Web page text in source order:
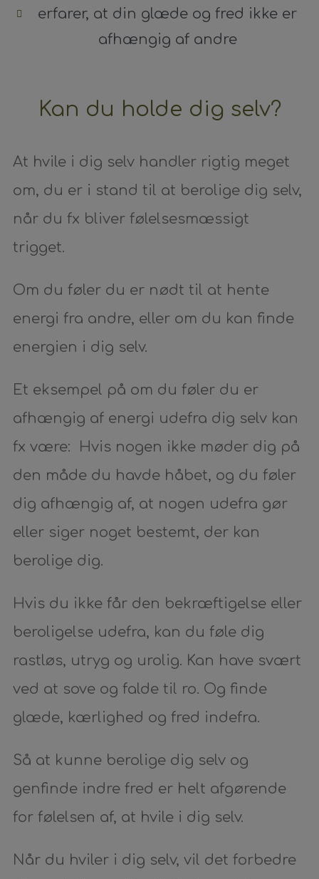
erfarer, at din glæde og fred ikke er
afhængig af andre
Kan du holde dig selv?
At hvile i dig selv handler rigtig meget
om, du er i stand til at berolige dig selv,
når du fx bliver følelsesmæssigt
trigget.
Om du føler du er nødt til at hente
energi fra andre, eller om du kan finde
energien i dig selv.
Et eksempel på om du føler du er
afhængig af energi udefra dig selv kan
fx være: Hvis nogen ikke møder dig på
den måde du havde håbet, og du føler
dig afhængig af, at nogen udefra gør
eller siger noget bestemt, der kan
berolige dig.
Hvis du ikke får den bekræftigelse eller
beroligelse udefra, kan du føle dig
rastløs, utryg og urolig. Kan have svært
ved at sove og falde til ro. Og finde
glæde, kærlighed og fred indefra.
Så at kunne berolige dig selv og
genfinde indre fred er helt afgørende
for følelsen af, at hvile i dig selv.
Når du hviler i dig selv, vil det forbedre